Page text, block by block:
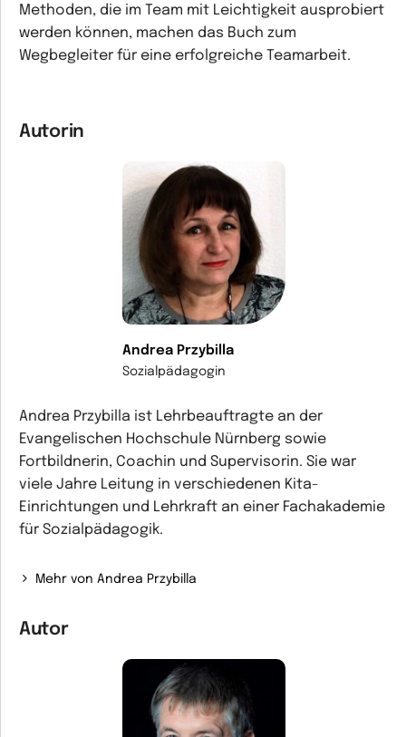
Methoden, die im Team mit Leichtigkeit ausprobiert
werden können, machen das Buch zum
Wegbegleiter für eine erfolgreiche Teamarbeit.
Autorin
Andrea Przybilla
Sozialpädagogin
Andrea Przybilla ist Lehrbeauftragte an der
Evangelischen Hochschule Nürnberg sowie
Fortbildnerin, Coachin und Supervisorin. Sie war
viele Jahre Leitung in verschiedenen Kita-
Einrichtungen und Lehrkraft an einer Fachakademie
für Sozialpädagogik.
Mehr von Andrea Przybilla
Autor